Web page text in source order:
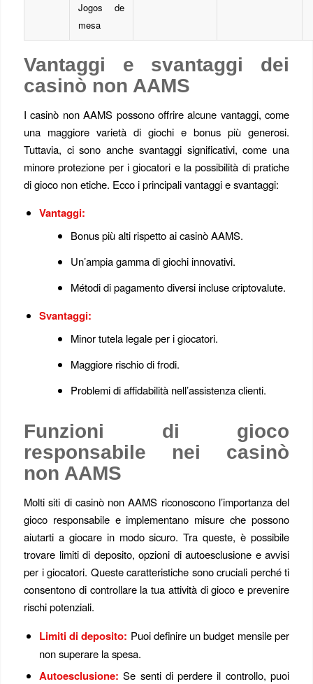
Jogos de
mesa
Vantaggi e svantaggi dei
casinò non AAMS
I casinò non AAMS possono offrire alcune vantaggi, come
una maggiore varietà di giochi e bonus più generosi.
Tuttavia, ci sono anche svantaggi significativi, come una
minore protezione per i giocatori e la possibilità di pratiche
di gioco non etiche. Ecco i principali vantaggi e svantaggi:
Vantaggi:
Bonus più alti rispetto ai casinò AAMS.
Un’ampia gamma di giochi innovativi.
Métodi di pagamento diversi incluse criptovalute.
Svantaggi:
Minor tutela legale per i giocatori.
Maggiore rischio di frodi.
Problemi di affidabilità nell’assistenza clienti.
Funzioni di gioco
responsabile nei casinò
non AAMS
Molti siti di casinò non AAMS riconoscono l’importanza del
gioco responsabile e implementano misure che possono
aiutarti a giocare in modo sicuro. Tra queste, è possibile
trovare limiti di deposito, opzioni di autoesclusione e avvisi
per i giocatori. Queste caratteristiche sono cruciali perché ti
consentono di controllare la tua attività di gioco e prevenire
rischi potenziali.
Limiti di deposito: Puoi definire un budget mensile per
non superare la spesa.
Autoesclusione: Se senti di perdere il controllo, puoi